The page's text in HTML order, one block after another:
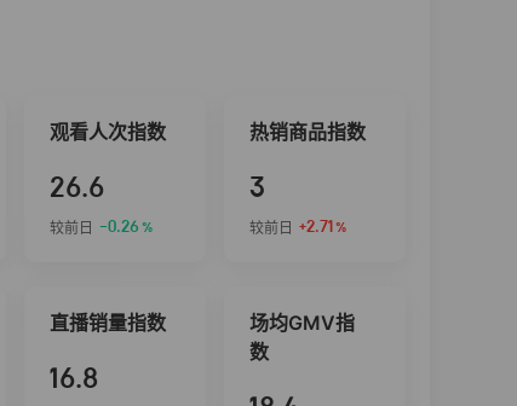
观看人次指数
26.6
较前日 -0.26 %
热销商品指数
3
较前日 +2.71 %
直播销量指数
16.8
场均GMV指
数